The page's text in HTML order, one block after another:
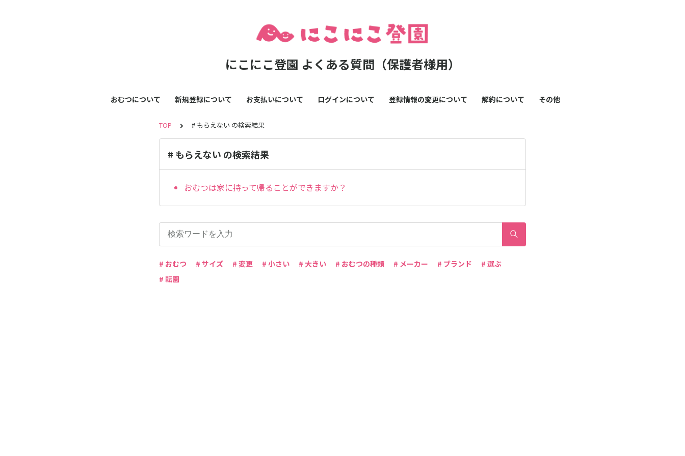
にこにこ登園 よくある質問（保護者様用）
おむつについて 新規登録について お支払いについて ログインについて 登録情報の変更について 解約について その他
TOP # もらえない の検索結果
# もらえない の検索結果
おむつは家に持って帰ることができますか？
# おむつ # サイズ # 変更 # 小さい # 大きい # おむつの種類 # メーカー # ブランド
# 選ぶ
# 転園